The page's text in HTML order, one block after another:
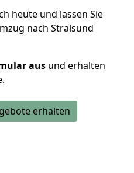
heute und lassen Sie
nach Stralsund
aus und erhalten
erhalten